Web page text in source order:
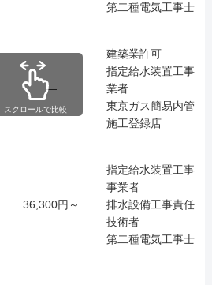
第二種電気工事士
―
建築業許可
指定給水装置工事
業者
東京ガス簡易内管
施工登録店
36,300円～
指定給水装置工事
事業者
排水設備工事責任
技術者
第二種電気工事士
スクロールで比較